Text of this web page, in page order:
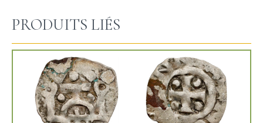
PRODUITS LIÉS